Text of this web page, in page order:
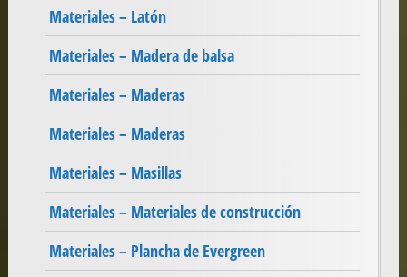
Materiales – Latón
Materiales – Madera de balsa
Materiales – Maderas
Materiales – Maderas
Materiales – Masillas
Materiales – Materiales de construcción
Materiales – Plancha de Evergreen